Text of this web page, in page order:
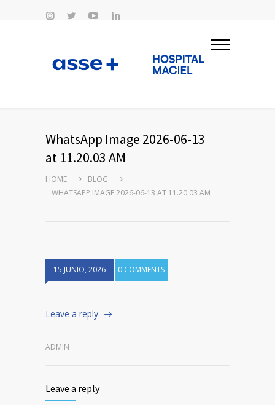
WhatsApp Image 2026-06-13
at 11.20.03 AM
HOME
BLOG
WHATSAPP IMAGE 2026-06-13 AT 11.20.03 AM
15 JUNIO, 2026 0 COMMENTS
Leave a reply
ADMIN
Leave a reply